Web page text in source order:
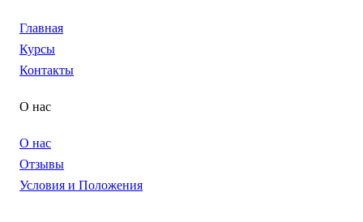
Главная
Курсы
Контакты
О нас
О нас
Отзывы
Условия и Положения